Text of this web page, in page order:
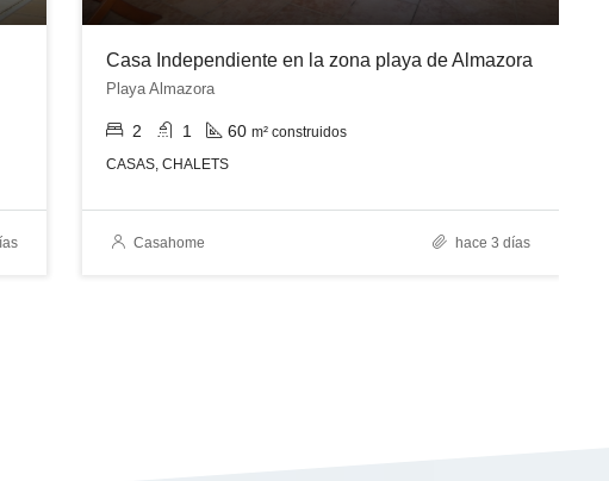
Casa Independiente en la zona playa de Almazora
Playa Almazora
2 1 60 m² construidos
CASAS, CHALETS
Casahome hace 3 días